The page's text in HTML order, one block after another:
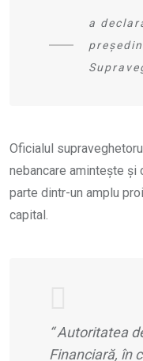
a
Oficialul
nebancare amintește
parte dintr-un amplu
capital.
“Autoritatea
Financiară, în